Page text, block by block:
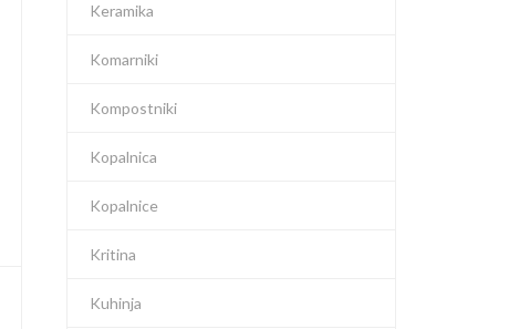
Keramika
Komarniki
Kompostniki
Kopalnica
Kopalnice
Kritina
Kuhinja